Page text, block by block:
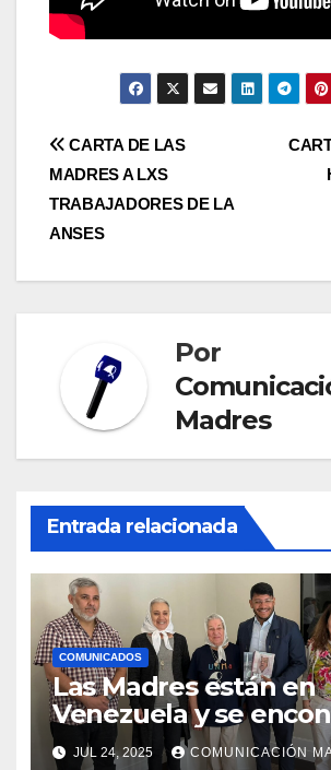
Navegación
de
entradas
CARTA DE LAS
MADRES A LXS
TRABAJADORES DE LA
ANSES
Por
Madres
Entrada relacionada
COMUNICADOS
Las Madres están en
Venezuela y se
con el presidente
JUL 24, 2025 COMUNICACIÓN